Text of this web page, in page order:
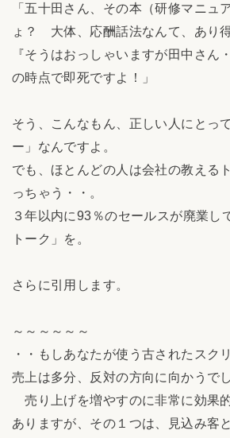
「五十田さん、その本（研修マニュ
ょ？ 大体、応酬話法なんて、あり
『そうはおっしゃいますが田中さん
の時点で即死ですよ！」
そう、こんなもん、正しい人にとっ
ー」なんですよ。
でも、ほとんどの人は会社の教える
っちゃう・・。
３年以内に93％のセールスが廃業し
トーク」を。
さらに引用します。
～～～～～～
・・もしあなたが使う古されたスク
売上は多分、反対の方向に向かうで
売り上げを増やすのに非常に効果
ありますが、その１つは、見込み客